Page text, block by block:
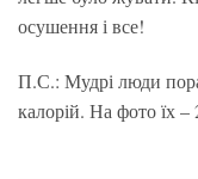
осушення і все!
П.С.: Мудрі люди
калорій. На фото їх –